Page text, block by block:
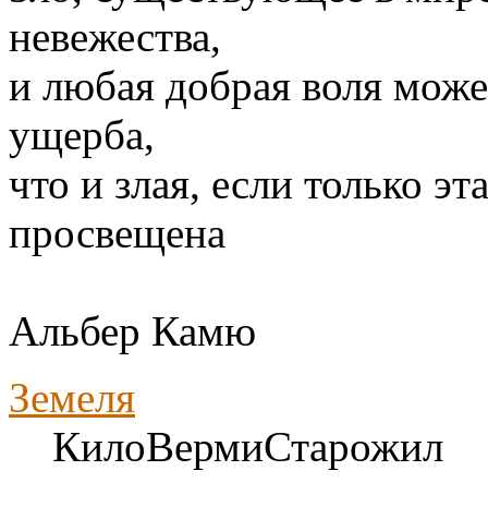
невежества,
и любая добрая воля
ущерба,
что и злая, если только
просвещена
Альбер Камю
Земеля
КилоВермиСтарожил